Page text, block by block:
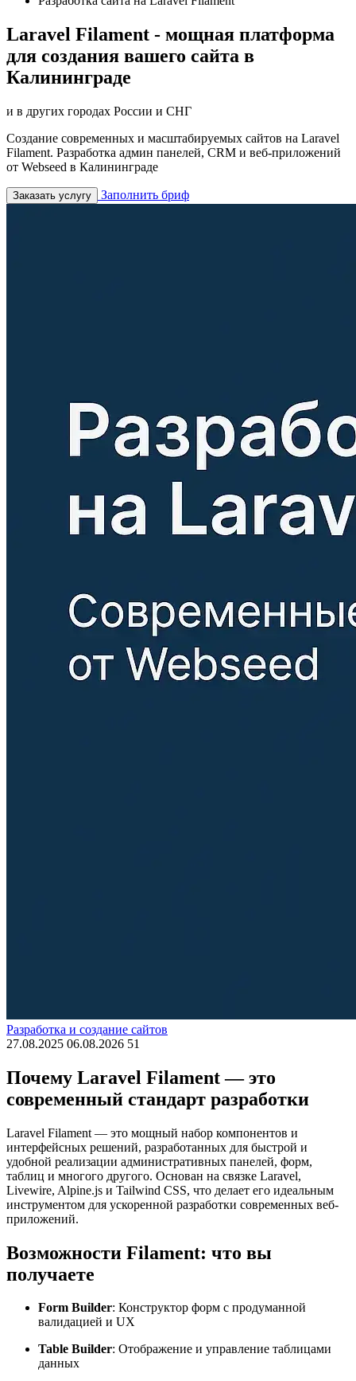
Laravel Filament - мощная платформа
для создания вашего сайта в
Калининграде
и в других городах России и СНГ
Создание современных и масштабируемых сайтов на Laravel
Filament. Разработка админ панелей, CRM и веб-приложений
от Webseed в Калининграде
Заказать услугу Заполнить бриф
Разработка и создание сайтов
27.08.2025 06.08.2026 51
Почему Laravel Filament — это
современный стандарт разработки
Laravel Filament — это мощный набор компонентов и
интерфейсных решений, разработанных для быстрой и
удобной реализации административных панелей, форм,
таблиц и многого другого. Основан на связке Laravel,
Livewire, Alpine.js и Tailwind CSS, что делает его идеальным
инструментом для ускоренной разработки современных веб-
приложений.
Возможности Filament: что вы
получаете
Form Builder: Конструктор форм с продуманной
валидацией и UX
Table Builder: Отображение и управление таблицами
данных